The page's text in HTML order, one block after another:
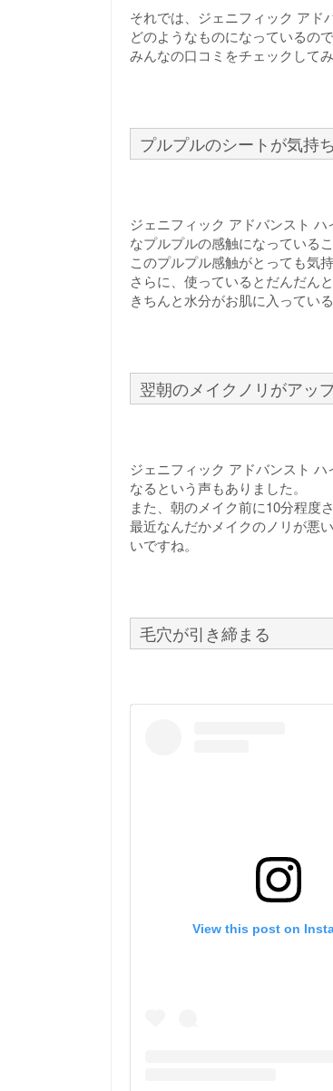
それでは、ジェニフィック アド
どのようなものになっているので
みんなの口コミをチェックして
プルプルのシートが気持
ジェニフィック アドバンスト
なプルプルの感触になっているこ
このプルプル感触がとっても気
さらに、使っているとだんだん
きちんと水分がお肌に入ってい
翌朝のメイクノリがアッ
ジェニフィック アドバンスト
なるという声もありました。
また、朝のメイク前に10分程度
最近なんだかメイクのノリが悪
いですね。
毛穴が引き締まる
View this post on